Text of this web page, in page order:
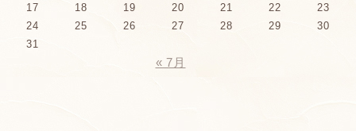
17
18 19 20 21 22
23
24
25 26 27 28 29
30
31
« 7月